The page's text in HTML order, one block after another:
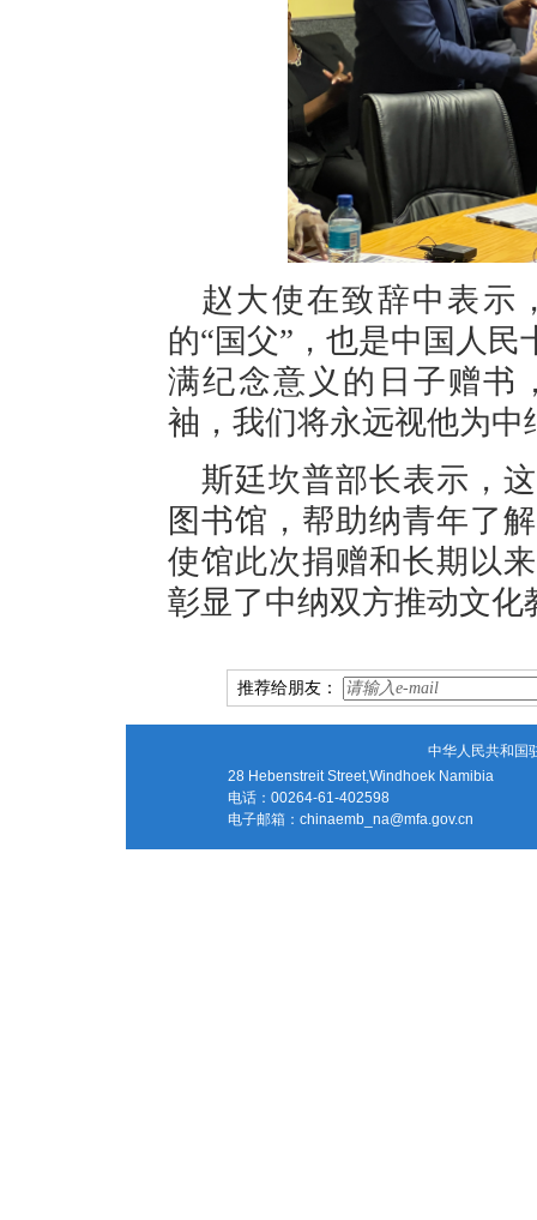
赵大使在致辞中表示
的“国父”，也是中国人
满纪念意义的日子赠书
袖，我们将永远视他为
斯廷坎普部长表示，
图书馆，帮助纳青年了
使馆此次捐赠和长期以
彰显了中纳双方推动文
推荐给朋友：
中华人民共和国
28 Hebenstreit Street,Windhoek Namibia
电话：00264-61-402598
电子邮箱： chinaemb_na@mfa.gov.cn